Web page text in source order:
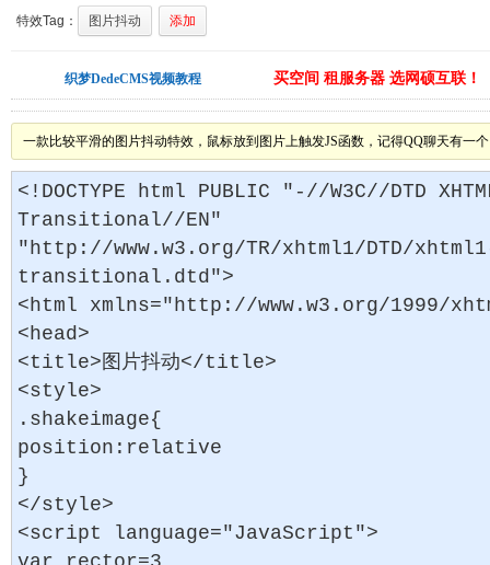
特效Tag： 图片抖动 添加
织梦DedeCMS视频教程 买空间 租服务器 选网硕互联！
一款比较平滑的图片抖动特效，鼠标放到图片上触发JS函数，记得QQ聊天有一